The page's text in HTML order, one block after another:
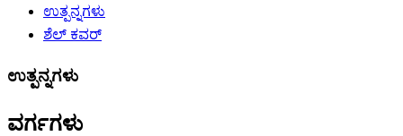
ಉತ್ಪನ್ನಗಳು
ಶೆಲ್ ಕವರ್
ಉತ್ಪನ್ನಗಳು
ವರ್ಗಗಳು